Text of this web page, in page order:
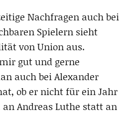
Nachfragen auch bei
Spielern sieht
von Union aus.
gut und gerne
auch bei Alexander
ob er nicht für ein Jahr
Andreas Luthe statt an